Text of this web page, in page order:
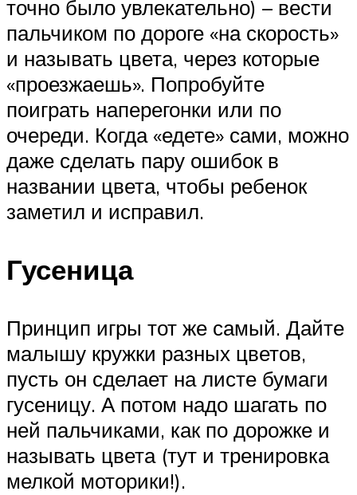
точно было увлекательно) – вести
пальчиком по дороге «на скорость»
и называть цвета, через которые
«проезжаешь». Попробуйте
поиграть наперегонки или по
очереди. Когда «едете» сами, можно
даже сделать пару ошибок в
названии цвета, чтобы ребенок
заметил и исправил.
Гусеница
Принцип игры тот же самый. Дайте
малышу кружки разных цветов,
пусть он сделает на листе бумаги
гусеницу. А потом надо шагать по
ней пальчиками, как по дорожке и
называть цвета (тут и тренировка
мелкой моторики!).